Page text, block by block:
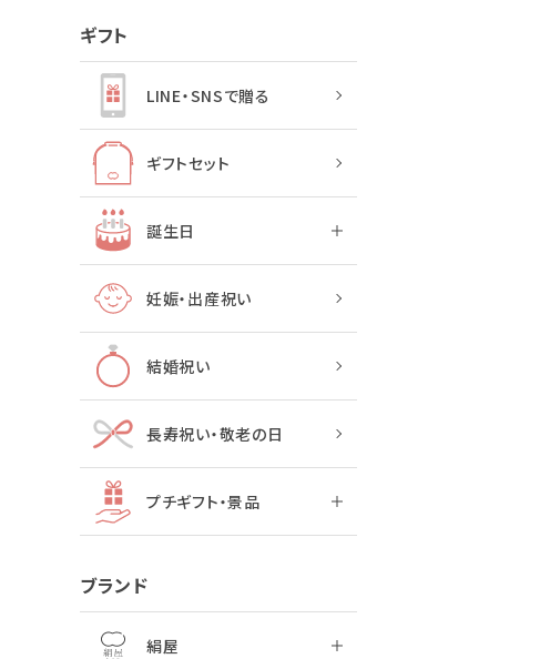
ギフト
LINE・SNSで贈る
ギフトセット
誕生日
妊娠・出産祝い
結婚祝い
長寿祝い・敬老の日
プチギフト・景品
ブランド
絹屋